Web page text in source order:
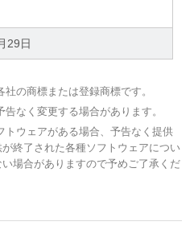
29日
の商標または登録商標です。
なく変更する場合があります。
ウェアがある場合、予告なく提供
終了された各種ソフトウェアについ
場合がありますので予めご了承くだ